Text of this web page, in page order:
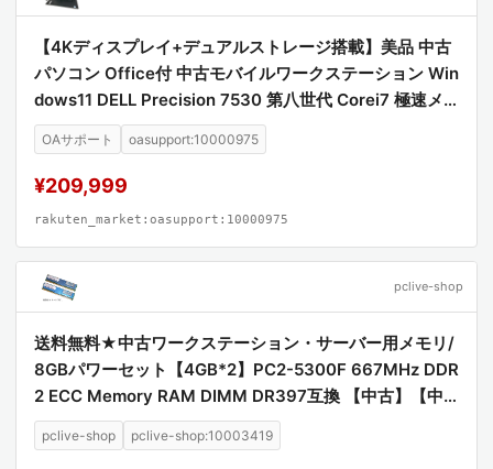
【4Kディスプレイ+デュアルストレージ搭載】美品 中古
パソコン Office付 中古モバイルワークステーション Win
dows11 DELL Precision 7530 第八世代 Corei7 極速メ
モリ32G 4Kディスプレイ 中古品【送料無料】
OAサポート oasupport:10000975
¥209,999
rakuten_market:oasupport:10000975
pclive-shop
送料無料★中古ワークステーション・サーバー用メモリ/
8GBパワーセット【4GB*2】PC2-5300F 667MHz DDR
2 ECC Memory RAM DIMM DR397互換 【中古】【中
古メモリ】【安心保証】【激安】
pclive-shop pclive-shop:10003419